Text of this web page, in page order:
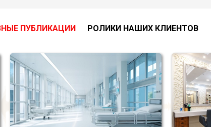
ПУБЛИКАЦИИ РОЛИКИ НАШИХ КЛИЕНТОВ